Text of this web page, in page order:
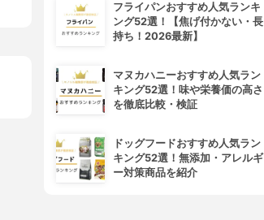
フライパンおすすめ人気ランキ
ング52選！【焦げ付かない・長
持ち！2026最新】
マヌカハニーおすすめ人気ラン
キング52選！味や栄養価の高さ
を徹底比較・検証
ドッグフードおすすめ人気ラン
キング52選！無添加・アレルギ
ー対策商品を紹介